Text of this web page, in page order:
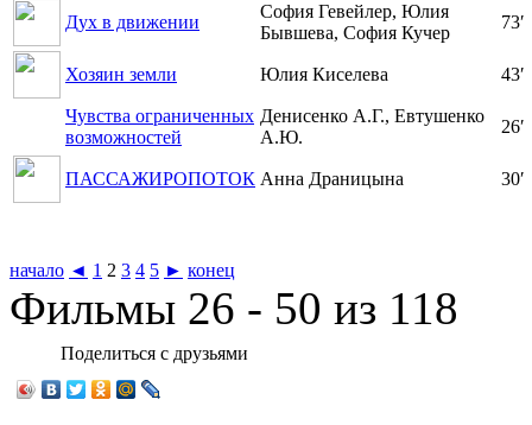
Дух в движении
София Гевейлер, Юлия
Бывшева, София Кучер
73′
Хозяин земли Юлия Киселева 43′
Чувства ограниченных
возможностей
Денисенко А.Г., Евтушенко
А.Ю.
26′
ПАССАЖИРОПОТОК Анна Драницына 30′
начало ◄ 1 2 3 4 5 ► конец
Фильмы 26 - 50 из 118
Поделиться с друзьями